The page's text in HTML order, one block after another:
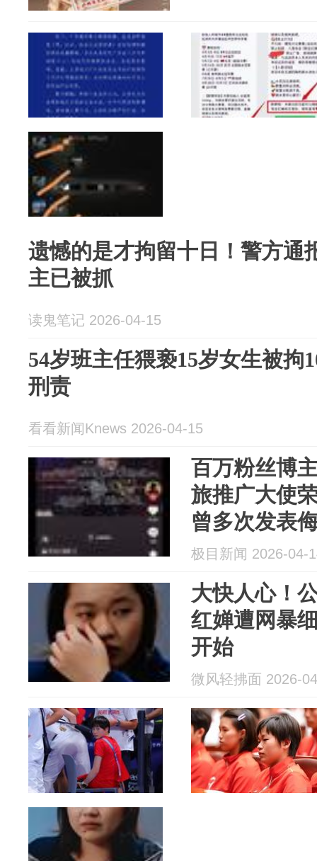
遗憾的是才拘留十日！警方通
主已被抓
读鬼笔记 2026-04-15
54岁班主任猥亵15岁女生被拘
刑责
看看新闻Knews 2026-04-15
百万粉丝博
旅推广大使
曾多次发表
从未聘任过
极目新闻 2026-04-
大快人心！
红婵遭网暴
开始
微风轻拂面 2026-